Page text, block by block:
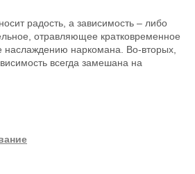
радость, а зависимость – либо
отравляющее кратковременное
наслаждению наркомана. Во-вторых,
всегда замешана на